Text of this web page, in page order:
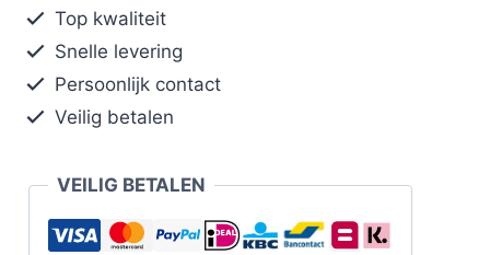
Top kwaliteit
Snelle levering
Persoonlijk contact
Veilig betalen
VEILIG BETALEN